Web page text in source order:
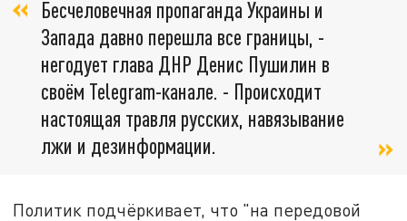
Бесчеловечная пропаганда Украины и
Запада давно перешла все границы, -
негодует глава ДНР Денис Пушилин в
своём Telegram-канале. - Происходит
настоящая травля русских, навязывание
лжи и дезинформации.
Политик подчёркивает, что "на передовой